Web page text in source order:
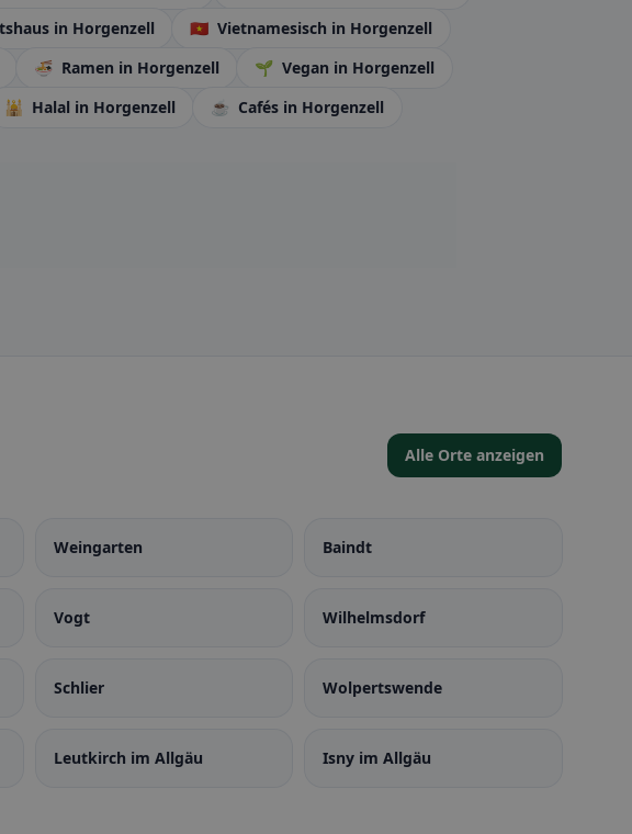
in Horgenzell 🇻🇳 Vietnamesisch in Horgenzell
🍜 Ramen in Horgenzell 🌱 Vegan in Horgenzell
🕌 Halal in Horgenzell ☕ Cafés in Horgenzell
Alle Orte anzeigen
Weingarten Baindt
Vogt Wilhelmsdorf
Schlier Wolpertswende
Leutkirch im Allgäu Isny im Allgäu